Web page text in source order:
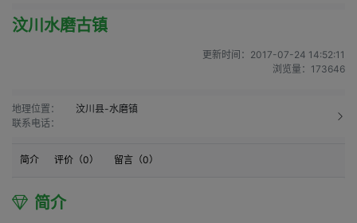
汶川水磨古镇
更新时间： 2017-07-24 14:52:11
浏览量： 173646
地理位置：
汶川县-水磨镇
联系电话：
简介 评价（0） 留言（0）
简介